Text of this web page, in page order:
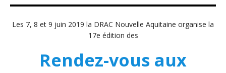
Les 7, 8 et 9 juin 2019 la DRAC Nouvelle Aquitaine organise la
17e édition des
Rendez-vous aux